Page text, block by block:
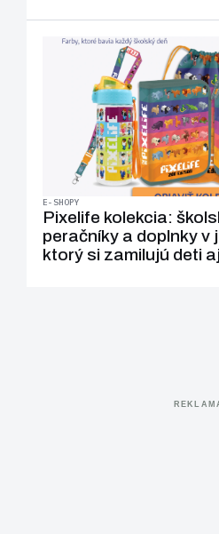
E-SHOPY
Pixelife kolekcia:
peračníky a doplnky v
ktorý si zamilujú deti